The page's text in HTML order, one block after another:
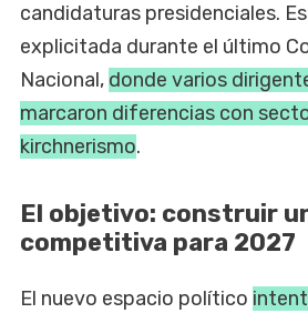
candidaturas presidenciales.
explicitada durante el último
Nacional, donde varios
marcaron diferencias con
kirchnerismo.
El objetivo: construir
competitiva para 2027
El nuevo espacio político